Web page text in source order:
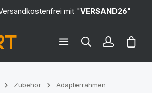
mit "VERSAND26"
Zubehör Adapterrahmen